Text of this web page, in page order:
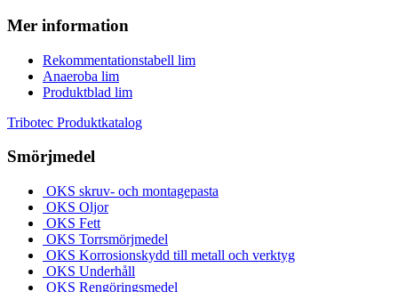
Mer information
Rekommentationstabell lim
Anaeroba lim
Produktblad lim
Tribotec Produktkatalog
Smörjmedel
OKS skruv- och montagepasta
OKS Oljor
OKS Fett
OKS Torrsmörjmedel
OKS Korrosionskydd till metall och verktyg
OKS Underhåll
OKS Rengöringsmedel